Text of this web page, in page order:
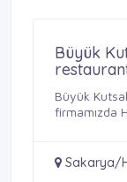
Büyük
Büyük
firmamızda
Sakarya/